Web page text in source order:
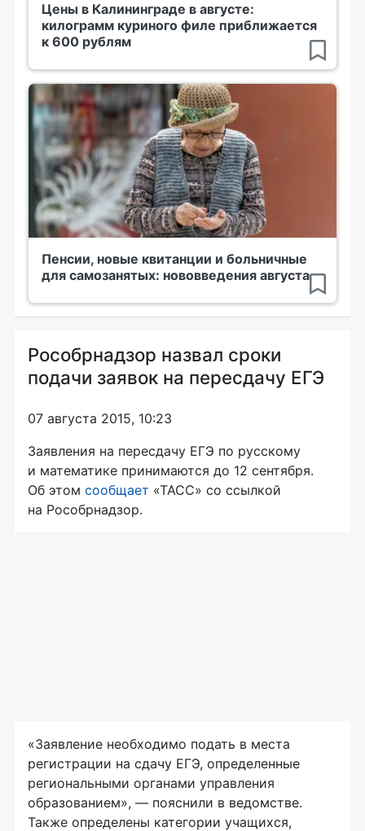
Цены в Калининграде в августе:
килограмм куриного филе приближается
к 600 рублям
Пенсии, новые квитанции и больничные
для самозанятых: нововведения августа
Рособрнадзор назвал сроки
подачи заявок на пересдачу ЕГЭ
07 августа 2015, 10:23
Заявления на пересдачу ЕГЭ по русскому
и математике принимаются до 12 сентября.
Об этом сообщает «ТАСС» со ссылкой
на Рособрнадзор.
«Заявление необходимо подать в места
регистрации на сдачу ЕГЭ, определенные
региональными органами управления
образованием», — пояснили в ведомстве.
Также определены категории учащихся,